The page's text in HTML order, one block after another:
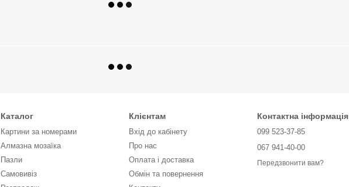
Каталог
Картини за номерами
Алмазна мозаїка
Пазли
Самовивіз
Клієнтам
Вхід до кабінету
Про нас
Оплата і доставка
Обмін та повернення
Контактна інформація
099 523-37-85
067 941-40-00
Передзвонити вам?